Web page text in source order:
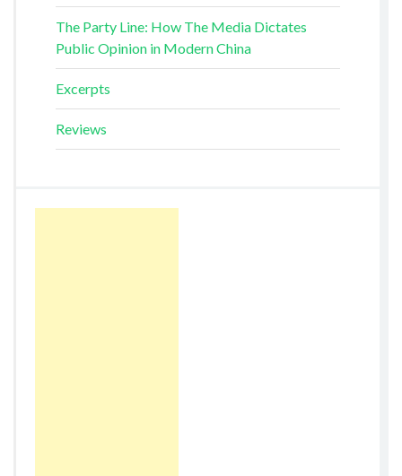
The Party Line: How The Media Dictates
Public Opinion in Modern China
Excerpts
Reviews